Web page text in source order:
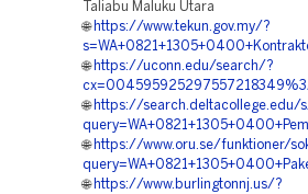
Taliabu Maluku Utara
🌐 https://www.tekun.gov.my/?
🌐 https://uconn.edu/search/?
🌐 https://search.deltacollege.edu/
🌐 https://www.oru.se/funktioner/
🌐 https://www.burlingtonnj.us/?